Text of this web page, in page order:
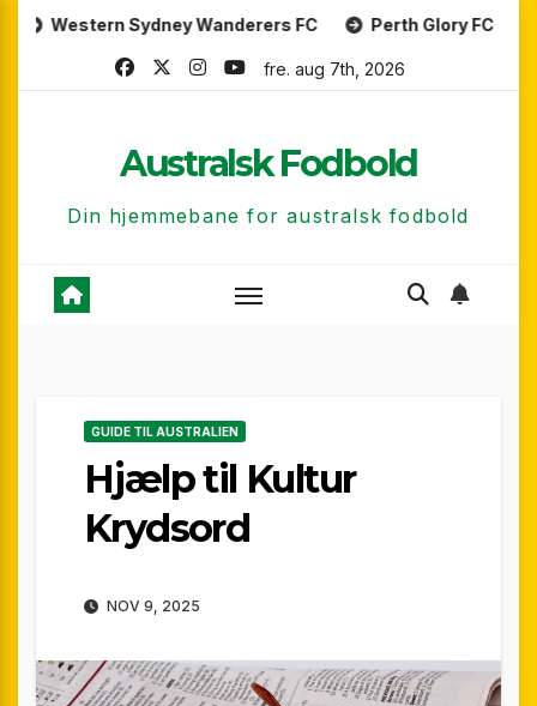
SkipSydney Wanderers FC Perth Glory FC Central
fre. aug 7th, 2026
Australsk Fodbold
Din hjemmebane for australsk fodbold
GUIDE TIL AUSTRALIEN
Hjælp til Kultur
Krydsord
NOV 9, 2025